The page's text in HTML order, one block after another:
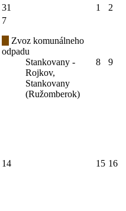
31 1 2
7
Zvoz komunálneho
odpadu
Stankovany -
Rojkov,
Stankovany
(Ružomberok)
8 9
14 15 16